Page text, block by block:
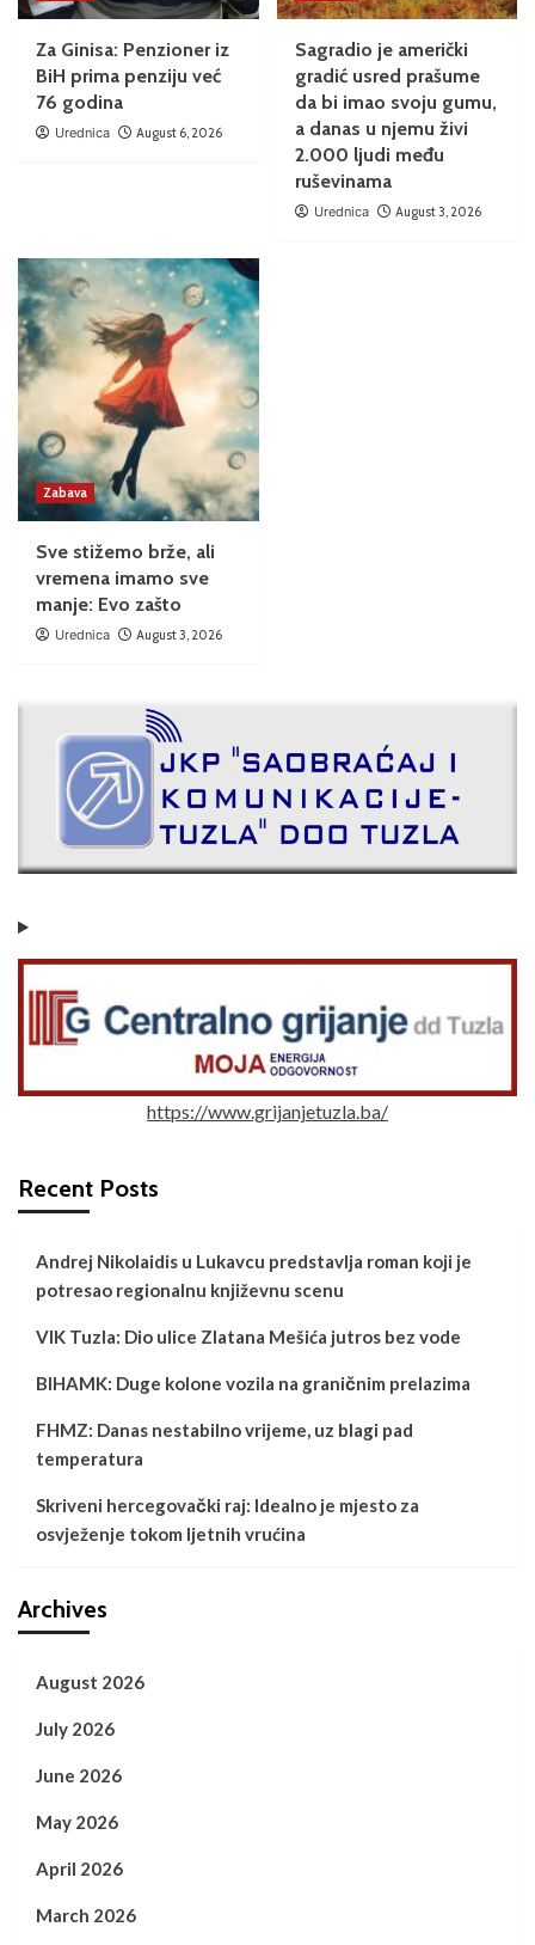
Za Ginisa: Penzioner iz
BiH prima penziju već
76 godina
Urednica August 6, 2026
Sagradio je američki
gradić usred prašume
da bi imao svoju gumu,
a danas u njemu živi
2.000 ljudi među
ruševinama
Urednica August 3, 2026
Zabava
Sve stižemo brže, ali
vremena imamo sve
manje: Evo zašto
Urednica August 3, 2026
https://www.grijanjetuzla.ba/
Recent Posts
Andrej Nikolaidis u Lukavcu predstavlja roman koji je
potresao regionalnu književnu scenu
VIK Tuzla: Dio ulice Zlatana Mešića jutros bez vode
BIHAMK: Duge kolone vozila na graničnim prelazima
FHMZ: Danas nestabilno vrijeme, uz blagi pad
temperatura
Skriveni hercegovački raj: Idealno je mjesto za
osvježenje tokom ljetnih vrućina
Archives
August 2026
July 2026
June 2026
May 2026
April 2026
March 2026